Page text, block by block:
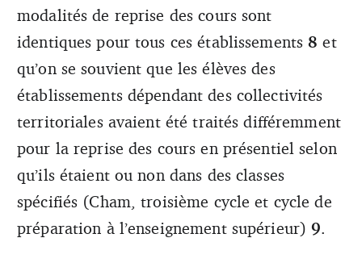
modalités de reprise des cours sont
identiques pour tous ces établissements8 et
qu’on se souvient que les élèves des
établissements dépendant des collectivités
territoriales avaient été traités différemment
pour la reprise des cours en présentiel selon
qu’ils étaient ou non dans des classes
spécifiés (Cham, troisième cycle et cycle de
préparation à l’enseignement supérieur)9.